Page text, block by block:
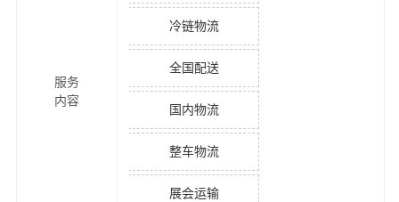
服务
内容
冷链物流
全国配送
国内物流
整车物流
展会运输